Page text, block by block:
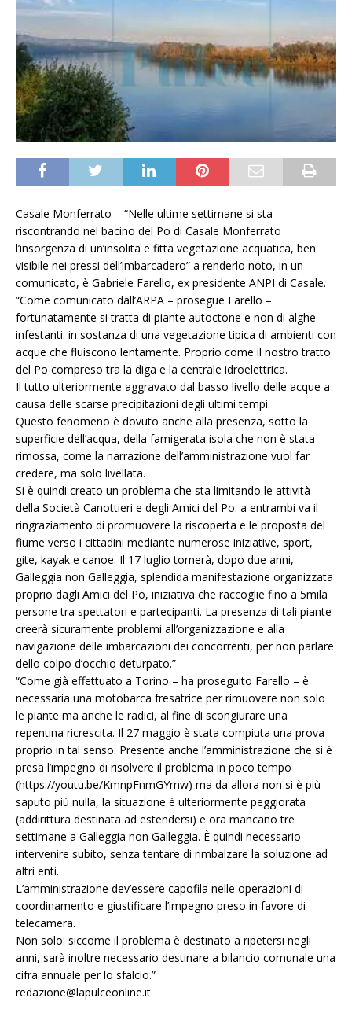
Casale Monferrato – “Nelle ultime settimane si sta
riscontrando nel bacino del Po di Casale Monferrato
l’insorgenza di un’insolita e fitta vegetazione acquatica, ben
visibile nei pressi dell’imbarcadero” a renderlo noto, in un
comunicato, è Gabriele Farello, ex presidente ANPI di Casale.
“Come comunicato dall’ARPA – prosegue Farello –
fortunatamente si tratta di piante autoctone e non di alghe
infestanti: in sostanza di una vegetazione tipica di ambienti con
acque che fluiscono lentamente. Proprio come il nostro tratto
del Po compreso tra la diga e la centrale idroelettrica.
Il tutto ulteriormente aggravato dal basso livello delle acque a
causa delle scarse precipitazioni degli ultimi tempi.
Questo fenomeno è dovuto anche alla presenza, sotto la
superficie dell’acqua, della famigerata isola che non è stata
rimossa, come la narrazione dell’amministrazione vuol far
credere, ma solo livellata.
Si è quindi creato un problema che sta limitando le attività
della Società Canottieri e degli Amici del Po: a entrambi va il
ringraziamento di promuovere la riscoperta e le proposta del
fiume verso i cittadini mediante numerose iniziative, sport,
gite, kayak e canoe. Il 17 luglio tornerà, dopo due anni,
Galleggia non Galleggia, splendida manifestazione organizzata
proprio dagli Amici del Po, iniziativa che raccoglie fino a 5mila
persone tra spettatori e partecipanti. La presenza di tali piante
creerà sicuramente problemi all’organizzazione e alla
navigazione delle imbarcazioni dei concorrenti, per non parlare
dello colpo d’occhio deturpato.”
“Come già effettuato a Torino – ha proseguito Farello – è
necessaria una motobarca fresatrice per rimuovere non solo
le piante ma anche le radici, al fine di scongiurare una
repentina ricrescita. Il 27 maggio è stata compiuta una prova
proprio in tal senso. Presente anche l’amministrazione che si è
presa l’impegno di risolvere il problema in poco tempo
(https://youtu.be/KmnpFnmGYmw) ma da allora non si è più
saputo più nulla, la situazione è ulteriormente peggiorata
(addirittura destinata ad estendersi) e ora mancano tre
settimane a Galleggia non Galleggia. È quindi necessario
intervenire subito, senza tentare di rimbalzare la soluzione ad
altri enti.
L’amministrazione dev’essere capofila nelle operazioni di
coordinamento e giustificare l’impegno preso in favore di
telecamera.
Non solo: siccome il problema è destinato a ripetersi negli
anni, sarà inoltre necessario destinare a bilancio comunale una
cifra annuale per lo sfalcio.”
redazione@lapulceonline.it